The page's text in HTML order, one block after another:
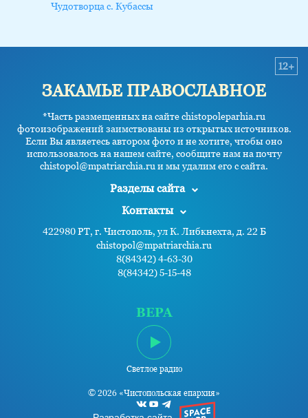
Чудотворца с. Кубассы
ЗАКАМЬЕ ПРАВОСЛАВНОЕ
*Часть размещенных на сайте chistopoleparhia.ru
фотоизображений заимствованы из открытых источников.
Если Вы являетесь автором фото и не хотите, чтобы оно
использовалось на нашем сайте, сообщите нам на почту
chistopol@mpatriarchia.ru и мы удалим его с сайта.
12+
Разделы сайта
Контакты
422980 РТ, г. Чистополь, ул К. Либкнехта, д. 22 Б
chistopol@mpatriarchia.ru
8(84342) 4-63-30
8(84342) 5-15-48
ВЕРА
Светлое радио
© 2026 «Чистопольская епархия»